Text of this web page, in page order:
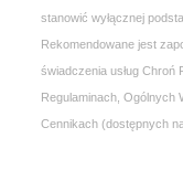
stanowić wyłącznej
Rekomendowane jest
świadczenia usług Chroń
Regulaminach, Ogólnych
Cennikach (dostępnych